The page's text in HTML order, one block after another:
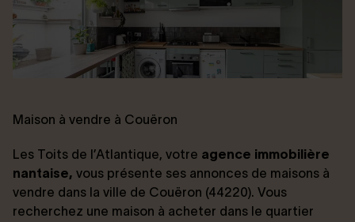
Maison à vendre à Couëron
Les Toits de l’Atlantique, votre agence immobilière
nantaise, vous présente ses annonces de maisons à
vendre dans la ville de Couëron (44220). Vous
recherchez une maison à acheter dans le quartier